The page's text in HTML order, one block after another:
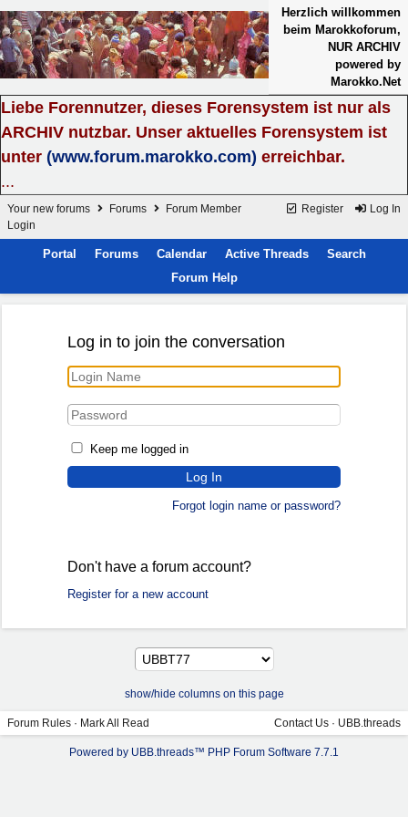
Herzlich willkommen
beim Marokkoforum,
NUR ARCHIV
powered by
Marokko.Net
Liebe Forennutzer, dieses Forensystem ist nur als
ARCHIV nutzbar. Unser aktuelles Forensystem ist
unter (www.forum.marokko.com) erreichbar.
...
Register Log In
Your new forums Forums
Forum Member
Login
Portal Forums Calendar Active Threads
Search
Forum Help
Log in to join the conversation
Keep me logged in
Forgot login name or password?
Don't have a forum account?
Register for a new account
show/hide columns on this page
Forum Rules · Mark All Read Contact Us · UBB.threads
Powered by UBB.threads™ PHP Forum Software 7.7.1